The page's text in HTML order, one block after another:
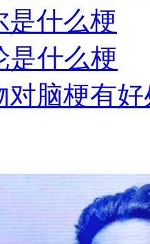
是什么梗
是什么梗
对脑梗有好